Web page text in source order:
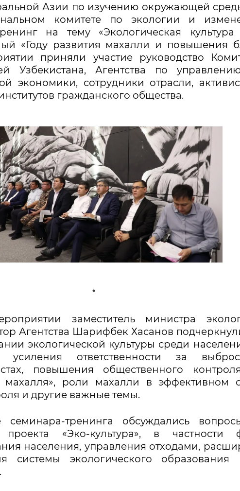
Азии по изучению окружающей
комитете по экологии и
на тему «Экологическая
«Году развития махалли и повышения
приняли участие руководство
Узбекистана, Агентства по
экономики, сотрудники отрасли,
гражданского общества.
заместитель министра
Агентства Шарифбек Хасанов
экологической культуры среди
усиления ответственности за
повышения общественного
махалля», роли махалли в эффективном
и другие важные темы.
тренинга обсуждались
проекта «Эко-культура», в частности
населения, управления отходами,
системы экологического